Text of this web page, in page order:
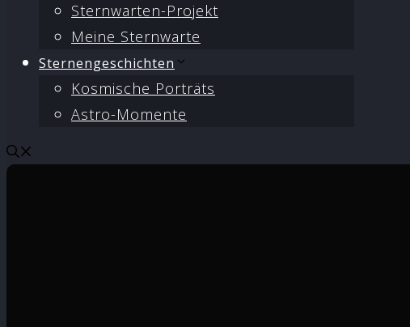
Sternwarten-Projekt
Meine Sternwarte
Sternengeschichten
Kosmische Porträts
Astro-Momente